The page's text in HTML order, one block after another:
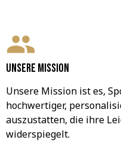
Unsere Mission
Unsere Mission ist es,
hochwertiger,
auszustatten, die ihre
widerspiegelt.